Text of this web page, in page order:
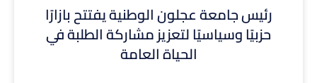
رئيس جامعة عجلون الوطنية يفتتح بازارًا
حزبيًا وسياسيًا لتعزيز مشاركة الطلبة في
الحياة العامة